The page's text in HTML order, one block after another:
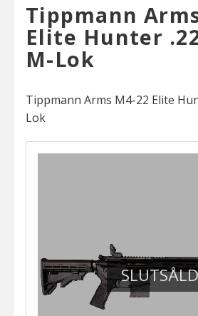
Tippmann
Elite Hunter
M-Lok
Tippmann Arms M4-22 Elite
Lok
SLUTSÅLD